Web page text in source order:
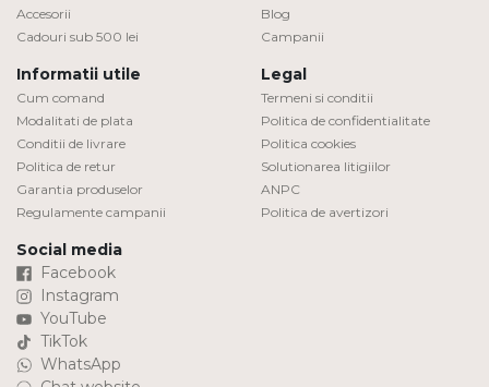
Accesorii
Cadouri sub 500 lei
Blog
Campanii
Informatii utile
Cum comand
Modalitati de plata
Conditii de livrare
Politica de retur
Garantia produselor
Regulamente campanii
Legal
Termeni si conditii
Politica de confidentialitate
Politica cookies
Solutionarea litigiilor
ANPC
Politica de avertizori
Social media
Facebook
Instagram
YouTube
TikTok
WhatsApp